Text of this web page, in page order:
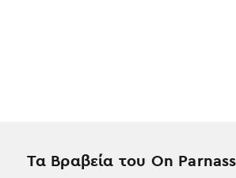
Τα Βραβεία του On